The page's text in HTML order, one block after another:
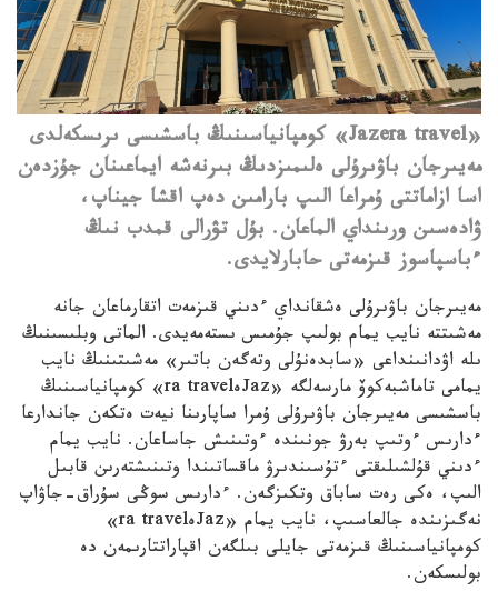
«Jazera travel» كومپانياسىنىڭ باسشىسى ىرىسكەلدى
مەيىرجان باۋىرۇلى ەلىمىزدىڭ بىرنەشە ايماعىنان جۇزدەن
اسا ازاماتتى ۇمراعا الىپ بارامىن دەپ اقشا جيناپ،
ۋادەسىن ورىنداي الماعان. بۇل تۋرالى قمدب نىڭ
ءباسپاسوز قىزمەتى حابارلايدى.
مەيىرجان باۋىرۇلى ەشقانداي ءدىني قىزمەت اتقارماعان جانە
مەشىتتە نايب يمام بولىپ جۇمىس ىستەمەيدى. الماتى وبلىسىنىڭ
ىلە اۋدانىنداعى «سابدەنۇلى وتەگەن باتىر» مەشىتىنىڭ نايب
يمامى تاماشبەكوۆ مارسەلگە «Jazەra travel» كومپانياسىنىڭ
باسشىسى مەيىرجان باۋىرۇلى ۇمرا ساپارىنا نيەت ەتكەن جاندارعا
ءدارىس ءوتىپ بەرۋ جونىندە ءوتىنىش جاساعان. نايب يمام
ءدىني قۇلشىلىقتى ءتۇسىندىرۋ ماقساتىندا وتىنىشتەرىن قابىل
الىپ، ەكى رەت ساباق وتكىزگەن. ءدارىس سوڭى سۇراق-جاۋاپ
نەگىزىندە جالعاسىپ، نايب يمام «Jazەra travel»
كومپانياسىنىڭ قىزمەتى جايلى بىلگەن اقپاراتتارىمەن دە
بولىسكەن.